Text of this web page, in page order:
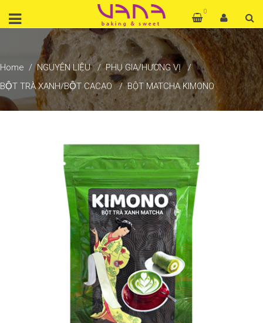
0
Home NGUYÊN LIỆU
PHỤ GIA/HƯƠNG VỊ
BỘT TRÀ XANH/BỘT CACAO
BỘT MATCHA KIMONO